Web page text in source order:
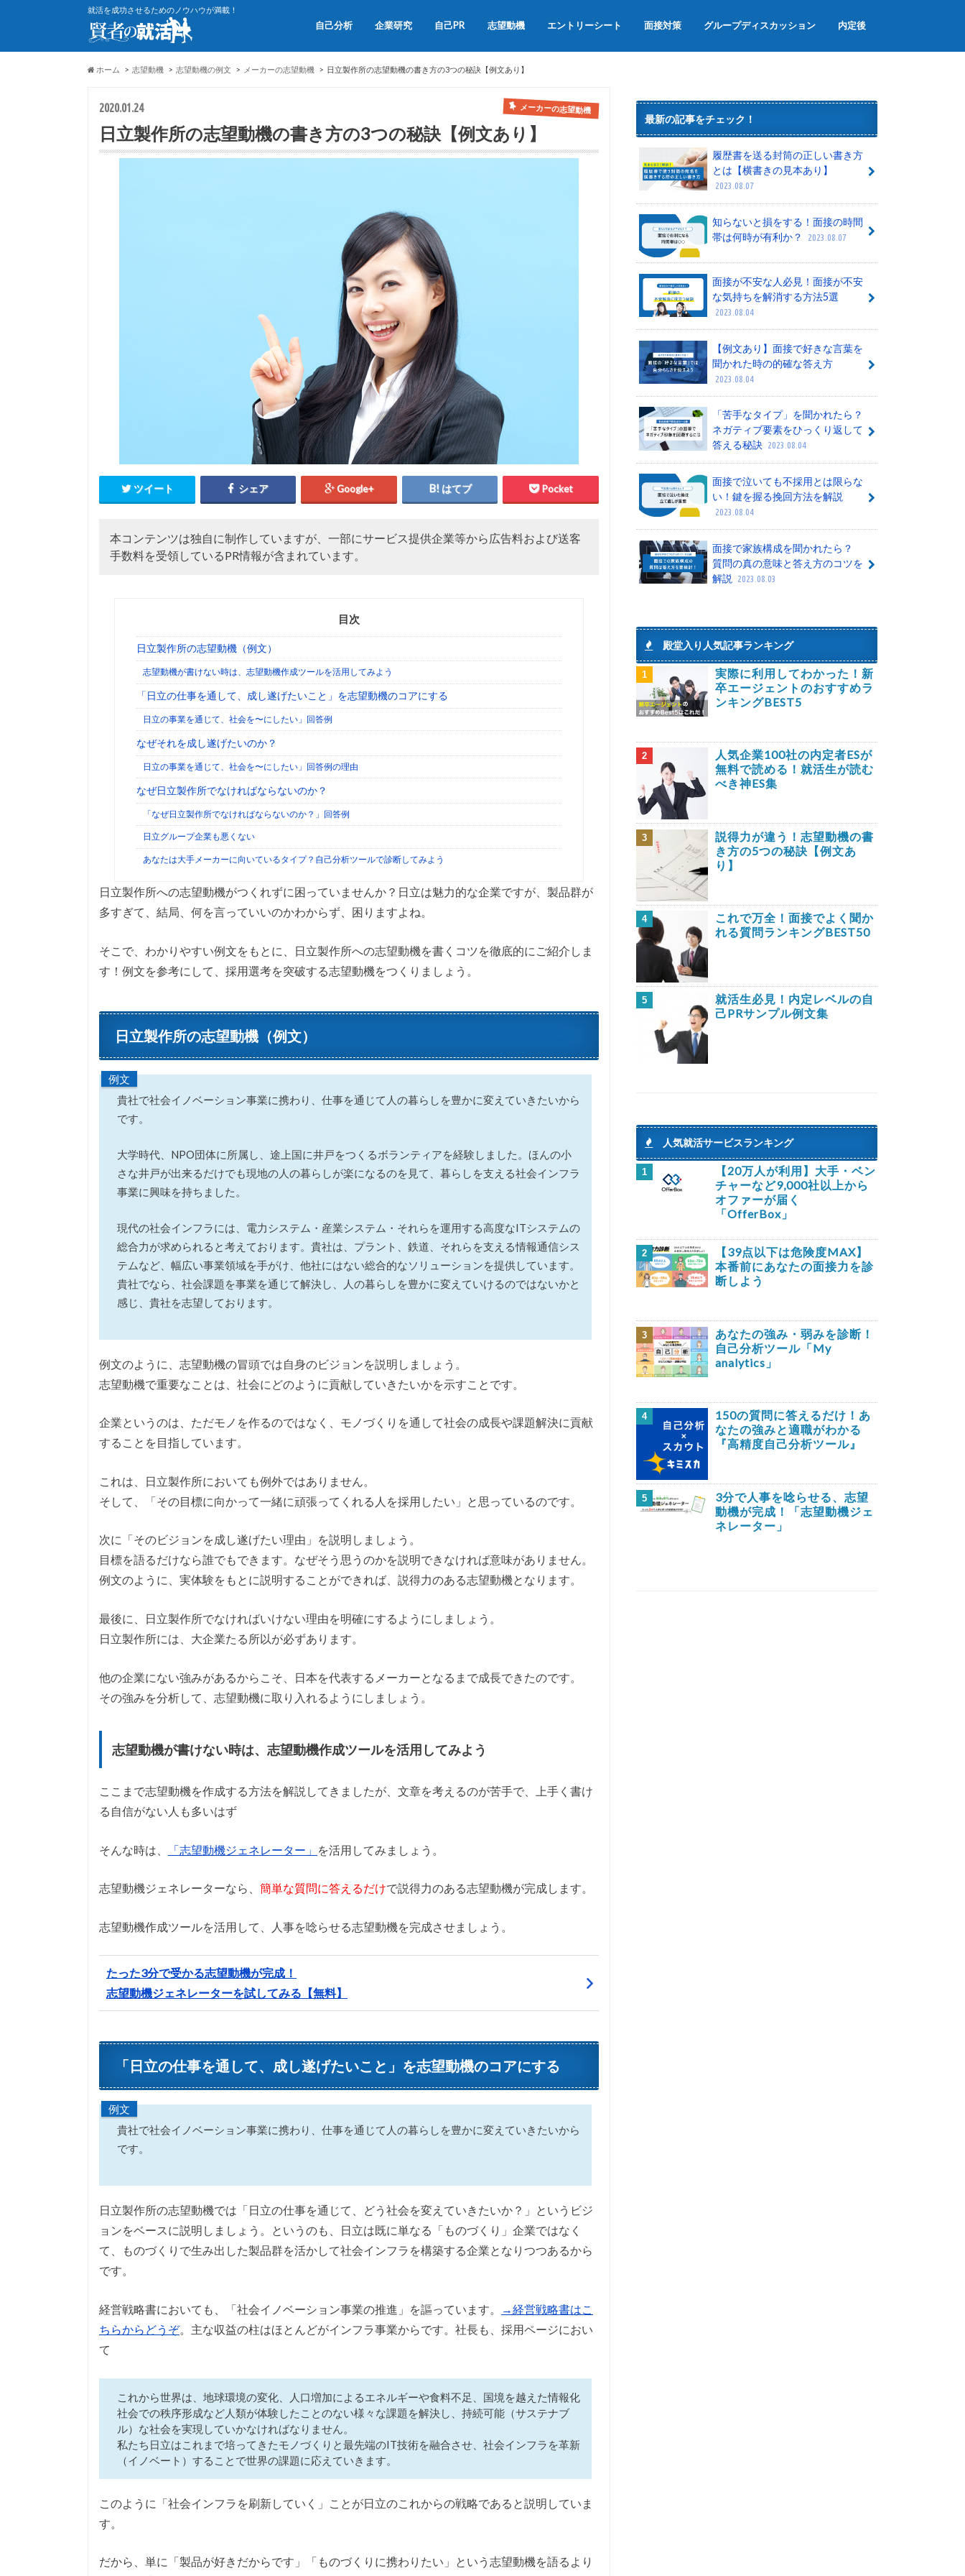
就活を成功させるためのノウハウが満載！
自己分析 企業研究
会社説明会
OB訪問
自己PR
自己PRの書き方
自己PRの例文集
志望動機
志望動機の書き方
志望動機の例文
エントリーシート 面接対策
面接のマナー
面接でよく聞かれる質問
グループディスカッション
グループワーク
内定後
内定辞退
内定者懇親会
内定式
ホーム 志望動機 志望動機の例文 メーカーの志望動機 日立製作所の志望動機の書き方の3つの秘訣【例文あり】
2020.01.24 メーカーの志望動機
日立製作所の志望動機の書き方の3つの秘訣【例文あり】
ツイート シェア Google+ はてブ Pocket
本コンテンツは独自に制作していますが、一部にサービス提供企業等から広告料および送客
手数料を受領しているPR情報が含まれています。
目次
日立製作所の志望動機（例文）
志望動機が書けない時は、志望動機作成ツールを活用してみよう
「日立の仕事を通して、成し遂げたいこと」を志望動機のコアにする
日立の事業を通じて、社会を〜にしたい」回答例
なぜそれを成し遂げたいのか？
日立の事業を通じて、社会を〜にしたい」回答例の理由
なぜ日立製作所でなければならないのか？
「なぜ日立製作所でなければならないのか？」回答例
日立グループ企業も悪くない
あなたは大手メーカーに向いているタイプ？自己分析ツールで診断してみよう
日立製作所への志望動機がつくれずに困っていませんか？日立は魅力的な企業ですが、製品群が
多すぎて、結局、何を言っていいのかわからず、困りますよね。
そこで、わかりやすい例文をもとに、日立製作所への志望動機を書くコツを徹底的にご紹介しま
す！例文を参考にして、採用選考を突破する志望動機をつくりましょう。
日立製作所の志望動機（例文）
例文
貴社で社会イノベーション事業に携わり、仕事を通じて人の暮らしを豊かに変えていきたいから
です。
大学時代、NPO団体に所属し、途上国に井戸をつくるボランティアを経験しました。ほんの小
さな井戸が出来るだけでも現地の人の暮らしが楽になるのを見て、暮らしを支える社会インフラ
事業に興味を持ちました。
現代の社会インフラには、電力システム・産業システム・それらを運用する高度なITシステムの
総合力が求められると考えております。貴社は、プラント、鉄道、それらを支える情報通信シス
テムなど、幅広い事業領域を手がけ、他社にはない総合的なソリューションを提供しています。
貴社でなら、社会課題を事業を通じて解決し、人の暮らしを豊かに変えていけるのではないかと
感じ、貴社を志望しております。
例文のように、志望動機の冒頭では自身のビジョンを説明しましょう。
志望動機で重要なことは、社会にどのように貢献していきたいかを示すことです。
企業というのは、ただモノを作るのではなく、モノづくりを通して社会の成長や課題解決に貢献
することを目指しています。
これは、日立製作所においても例外ではありません。
そして、「その目標に向かって一緒に頑張ってくれる人を採用したい」と思っているのです。
次に「そのビジョンを成し遂げたい理由」を説明しましょう。
目標を語るだけなら誰でもできます。なぜそう思うのかを説明できなければ意味がありません。
例文のように、実体験をもとに説明することができれば、説得力のある志望動機となります。
最後に、日立製作所でなければいけない理由を明確にするようにしましょう。
日立製作所には、大企業たる所以が必ずあります。
他の企業にない強みがあるからこそ、日本を代表するメーカーとなるまで成長できたのです。
その強みを分析して、志望動機に取り入れるようにしましょう。
志望動機が書けない時は、志望動機作成ツールを活用してみよう
ここまで志望動機を作成する方法を解説してきましたが、文章を考えるのが苦手で、上手く書け
る自信がない人も多いはず
そんな時は、 「志望動機ジェネレーター」 を活用してみましょう。
志望動機ジェネレーターなら、 簡単な質問に答えるだけで説得力のある志望動機が完成します。
志望動機作成ツールを活用して、人事を唸らせる志望動機を完成させましょう。
たった3分で受かる志望動機が完成！
志望動機ジェネレーターを試してみる【無料】
「日立の仕事を通して、成し遂げたいこと」を志望動機のコアにする
例文
貴社で社会イノベーション事業に携わり、仕事を通じて人の暮らしを豊かに変えていきたいから
です。
日立製作所の志望動機では「日立の仕事を通じて、どう社会を変えていきたいか？」というビジ
ョンをベースに説明しましょう。というのも、日立は既に単なる「ものづくり」企業ではなく
て、ものづくりで生み出した製品群を活かして社会インフラを構築する企業となりつつあるから
です。
経営戦略書においても、「社会イノベーション事業の推進」を謳っています。
→経営戦略書はこ
ちらからどうぞ。主な収益の柱はほとんどがインフラ事業からです。社長も、採用ページにおい
て
これから世界は、地球環境の変化、人口増加によるエネルギーや食料不足、国境を越えた情報化
社会での秩序形成など人類が体験したことのない様々な課題を解決し、持続可能（サステナブ
ル）な社会を実現していかなければなりません。
私たち日立はこれまで培ってきたモノづくりと最先端のIT技術を融合させ、社会インフラを革新
（イノベート）することで世界の課題に応えていきます。
このように「社会インフラを刷新していく」ことが日立のこれからの戦略であると説明していま
す。
だから、単に「製品が好きだからです」「ものづくりに携わりたい」という志望動機を語るより
最新の記事をチェック！
履歴書を送る封筒の正しい書き方
とは【横書きの見本あり】
2023.08.07
知らないと損をする！面接の時間
帯は何時が有利か？
2023.08.07
面接が不安な人必見！面接が不安
な気持ちを解消する方法5選
2023.08.04
【例文あり】面接で好きな言葉を
聞かれた時の的確な答え方
2023.08.04
「苦手なタイプ」を聞かれたら？
ネガティブ要素をひっくり返して
答える秘訣 2023.08.04
面接で泣いても不採用とは限らな
い！鍵を握る挽回方法を解説
2023.08.04
面接で家族構成を聞かれたら？
質問の真の意味と答え方のコツを
解説
2023.08.03
殿堂入り人気記事ランキング
1
実際に利用してわかった！新
卒エージェントのおすすめラ
ンキングBEST5
2
人気企業100社の内定者ESが
無料で読める！就活生が読む
べき神ES集
3
説得力が違う！志望動機の書
き方の5つの秘訣【例文あ
り】
4
これで万全！面接でよく聞か
れる質問ランキングBEST50
5
就活生必見！内定レベルの自
己PRサンプル例文集
人気就活サービスランキング
1
【20万人が利用】大手・ベン
チャーなど9,000社以上から
オファーが届く
「OfferBox」
2
【39点以下は危険度MAX】
本番前にあなたの面接力を診
断しよう
3
あなたの強み・弱みを診断！
自己分析ツール「My
analytics」
4
150の質問に答えるだけ！あ
なたの強みと適職がわかる
『高精度自己分析ツール』
5
3分で人事を唸らせる、志望
動機が完成！「志望動機ジェ
ネレーター」